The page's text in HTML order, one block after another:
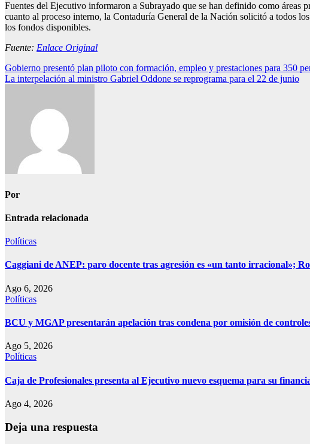
Fuentes del Ejecutivo informaron a Subrayado que se han definido como áreas
cuanto al proceso interno, la Contaduría General de la Nación solicitó a todos
los fondos disponibles.
Fuente: Enlace Original
Navegación
de
Gobierno presentó plan piloto con formación, empleo y prestaciones para 350
La interpelación al ministro Gabriel Oddone se reprograma para el 22 de junio
Por
Entrada relacionada
Políticas
Caggiani de ANEP: paro docente tras agresión es «un tanto irracional»;
Ago 6, 2026
Políticas
BCU y MGAP presentarán apelación tras condena por omisión de
Ago 5, 2026
Políticas
Caja de Profesionales presenta al Ejecutivo nuevo esquema para su
Ago 4, 2026
Deja una respuesta